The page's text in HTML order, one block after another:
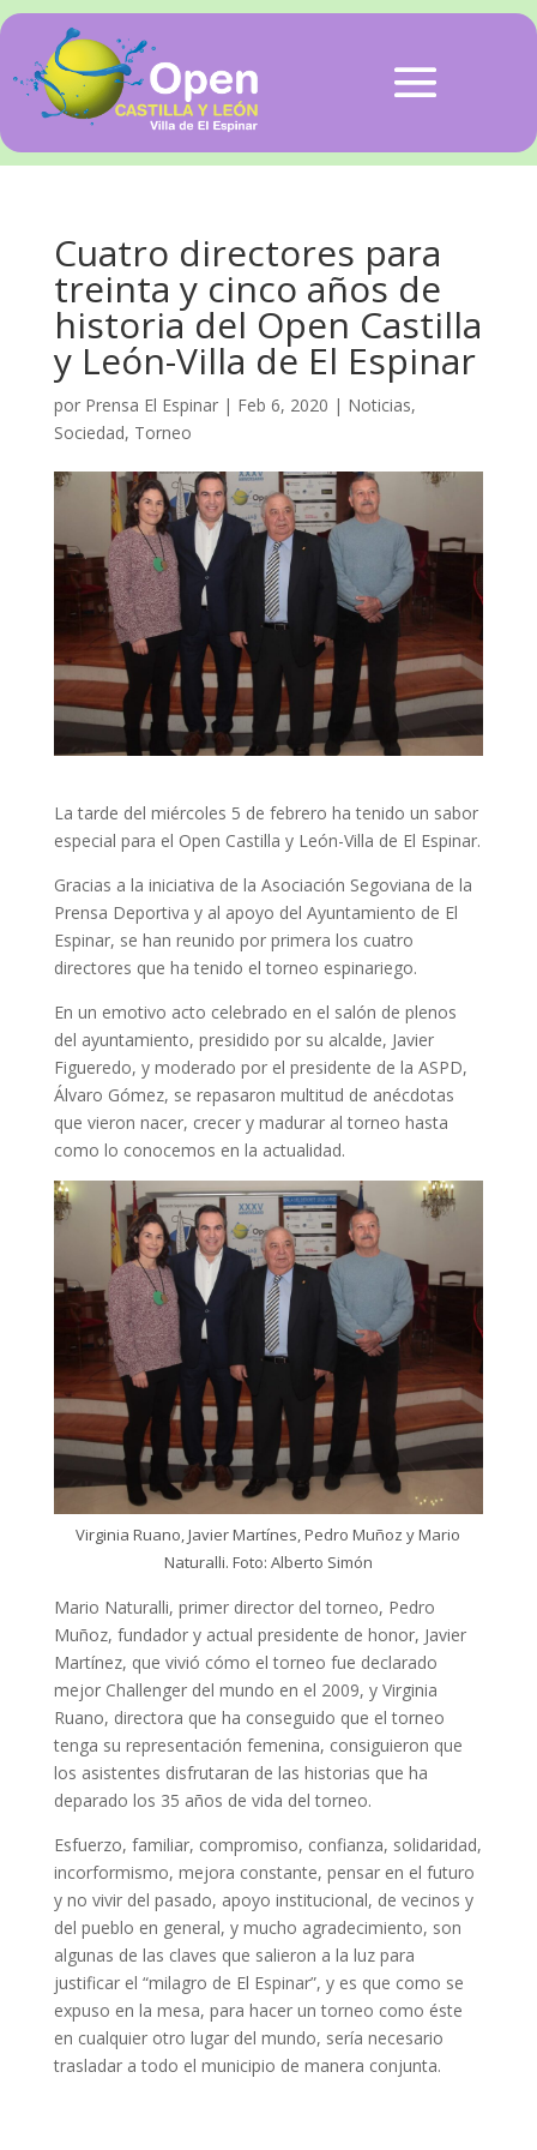
Cuatro directores para
treinta y cinco años de
historia del Open Castilla
y León-Villa de El Espinar
por Prensa El Espinar| Feb 6, 2020 | Noticias,
Sociedad, Torneo
La tarde del miércoles 5 de febrero ha tenido un sabor
especial para el Open Castilla y León-Villa de El Espinar.
Gracias a la iniciativa de la Asociación Segoviana de la
Prensa Deportiva y al apoyo del Ayuntamiento de El
Espinar, se han reunido por primera los cuatro
directores que ha tenido el torneo espinariego.
En un emotivo acto celebrado en el salón de plenos
del ayuntamiento, presidido por su alcalde, Javier
Figueredo, y moderado por el presidente de la ASPD,
Álvaro Gómez, se repasaron multitud de anécdotas
que vieron nacer, crecer y madurar al torneo hasta
como lo conocemos en la actualidad.
Virginia Ruano, Javier Martínes, Pedro Muñoz y Mario
Naturalli. Foto: Alberto Simón
Mario Naturalli, primer director del torneo, Pedro
Muñoz, fundador y actual presidente de honor, Javier
Martínez, que vivió cómo el torneo fue declarado
mejor Challenger del mundo en el 2009, y Virginia
Ruano, directora que ha conseguido que el torneo
tenga su representación femenina, consiguieron que
los asistentes disfrutaran de las historias que ha
deparado los 35 años de vida del torneo.
Esfuerzo, familiar, compromiso, confianza, solidaridad,
incorformismo, mejora constante, pensar en el futuro
y no vivir del pasado, apoyo institucional, de vecinos y
del pueblo en general, y mucho agradecimiento, son
algunas de las claves que salieron a la luz para
justificar el “milagro de El Espinar”, y es que como se
expuso en la mesa, para hacer un torneo como éste
en cualquier otro lugar del mundo, sería necesario
trasladar a todo el municipio de manera conjunta.